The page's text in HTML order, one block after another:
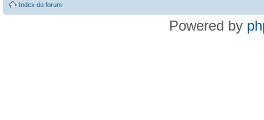
Index du forum
Powered by